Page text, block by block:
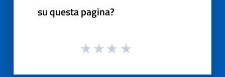
su questa pagina?